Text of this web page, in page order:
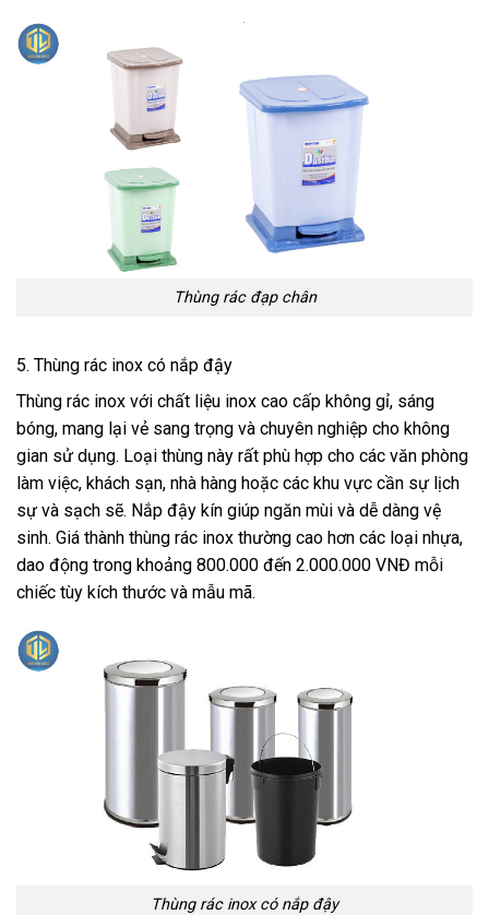
Thùng rác đạp chân
5. Thùng rác inox có nắp đậy
Thùng rác inox với chất liệu inox cao cấp không gỉ, sáng
bóng, mang lại vẻ sang trọng và chuyên nghiệp cho không
gian sử dụng. Loại thùng này rất phù hợp cho các văn phòng
làm việc, khách sạn, nhà hàng hoặc các khu vực cần sự lịch
sự và sạch sẽ. Nắp đậy kín giúp ngăn mùi và dễ dàng vệ
sinh. Giá thành thùng rác inox thường cao hơn các loại nhựa,
dao động trong khoảng 800.000 đến 2.000.000 VNĐ mỗi
chiếc tùy kích thước và mẫu mã.
Thùng rác inox có nắp đậy